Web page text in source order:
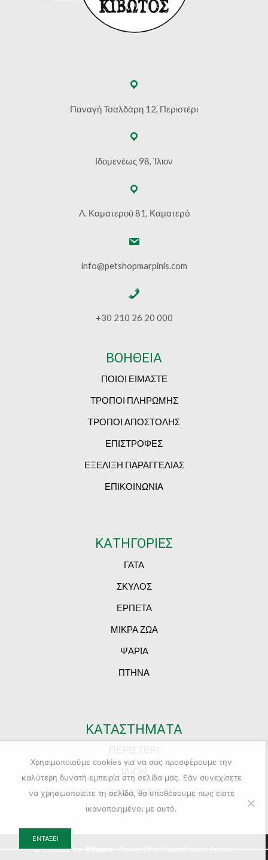
Παναγή Τσαλδάρη 12, Περιστέρι
Ιδομενέως 98, Ίλιον
Λ. Καματερού 81, Καματερό
info@petshopmarpinis.com
+30 210 26 20 000
ΒΟΗΘΕΙΑ
ΠΟΙΟΙ ΕΙΜΑΣΤΕ
ΤΡΟΠΟΙ ΠΛΗΡΩΜΗΣ
ΤΡΟΠΟΙ ΑΠΟΣΤΟΛΗΣ
ΕΠΙΣΤΡΟΦΕΣ
ΕΞΕΛΙΞΗ ΠΑΡΑΓΓΕΛΙΑΣ
ΕΠΙΚΟΙΝΩΝΙΑ
ΚΑΤΗΓΟΡΙΕΣ
ΓΑΤΑ
ΣΚΥΛΟΣ
ΕΡΠΕΤΑ
ΜΙΚΡΑ ΖΩΑ
ΨΑΡΙΑ
ΠΤΗΝΑ
ΚΑΤΑΣΤΗΜΑΤΑ
ΚΑΜΑΤΕΡΟ
© Created by
Χρησιμοποιούμε cookies για να σας προσφέρουμε την
καλύτερη δυνατή εμπειρία στη σελίδα μας. Εάν συνεχίσετε
να χρησιμοποιείτε τη σελίδα, θα υποθέσουμε πως είστε
ικανοποιημένοι με αυτό.
ΕΝΤΆΞΕΙ